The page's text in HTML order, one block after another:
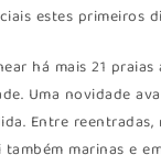
estes primeiros
há mais 21
Uma novidade
Entre
marinas e